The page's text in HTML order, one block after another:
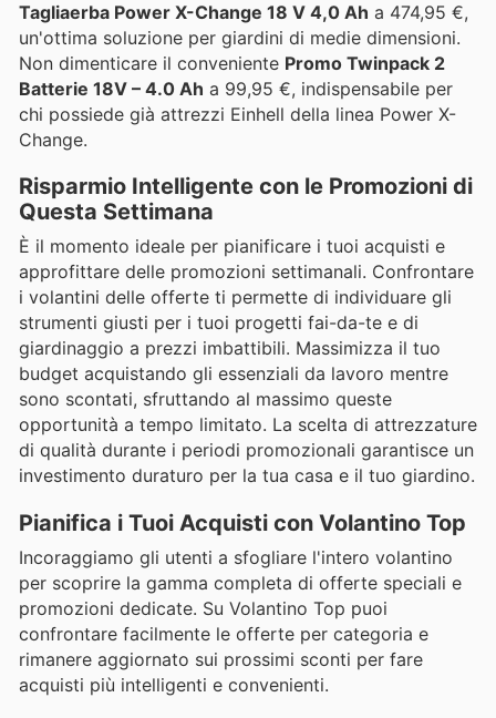
Tagliaerba Power X-Change 18 V 4,0 Ah a 474,95 €,
un'ottima soluzione per giardini di medie dimensioni.
Non dimenticare il conveniente Promo Twinpack 2
Batterie 18V – 4.0 Ah a 99,95 €, indispensabile per
chi possiede già attrezzi Einhell della linea Power X-
Change.
Risparmio Intelligente con le Promozioni di
Questa Settimana
È il momento ideale per pianificare i tuoi acquisti e
approfittare delle promozioni settimanali. Confrontare
i volantini delle offerte ti permette di individuare gli
strumenti giusti per i tuoi progetti fai-da-te e di
giardinaggio a prezzi imbattibili. Massimizza il tuo
budget acquistando gli essenziali da lavoro mentre
sono scontati, sfruttando al massimo queste
opportunità a tempo limitato. La scelta di attrezzature
di qualità durante i periodi promozionali garantisce un
investimento duraturo per la tua casa e il tuo giardino.
Pianifica i Tuoi Acquisti con Volantino Top
Incoraggiamo gli utenti a sfogliare l'intero volantino
per scoprire la gamma completa di offerte speciali e
promozioni dedicate. Su Volantino Top puoi
confrontare facilmente le offerte per categoria e
rimanere aggiornato sui prossimi sconti per fare
acquisti più intelligenti e convenienti.